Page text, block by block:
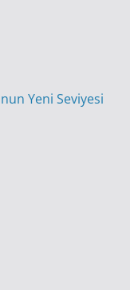
Yeni Seviyesi